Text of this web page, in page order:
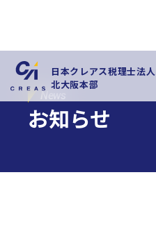
日本クレアス税理士法人
北大阪本部
News
お知らせ